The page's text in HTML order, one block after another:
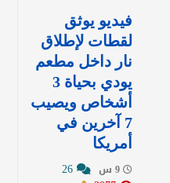
فيديو يوثق
لقطات لإطلاق
نار داخل مطعم
يودي بحياة 3
أشخاص ويصيب
7 آخرين في
أمريكا